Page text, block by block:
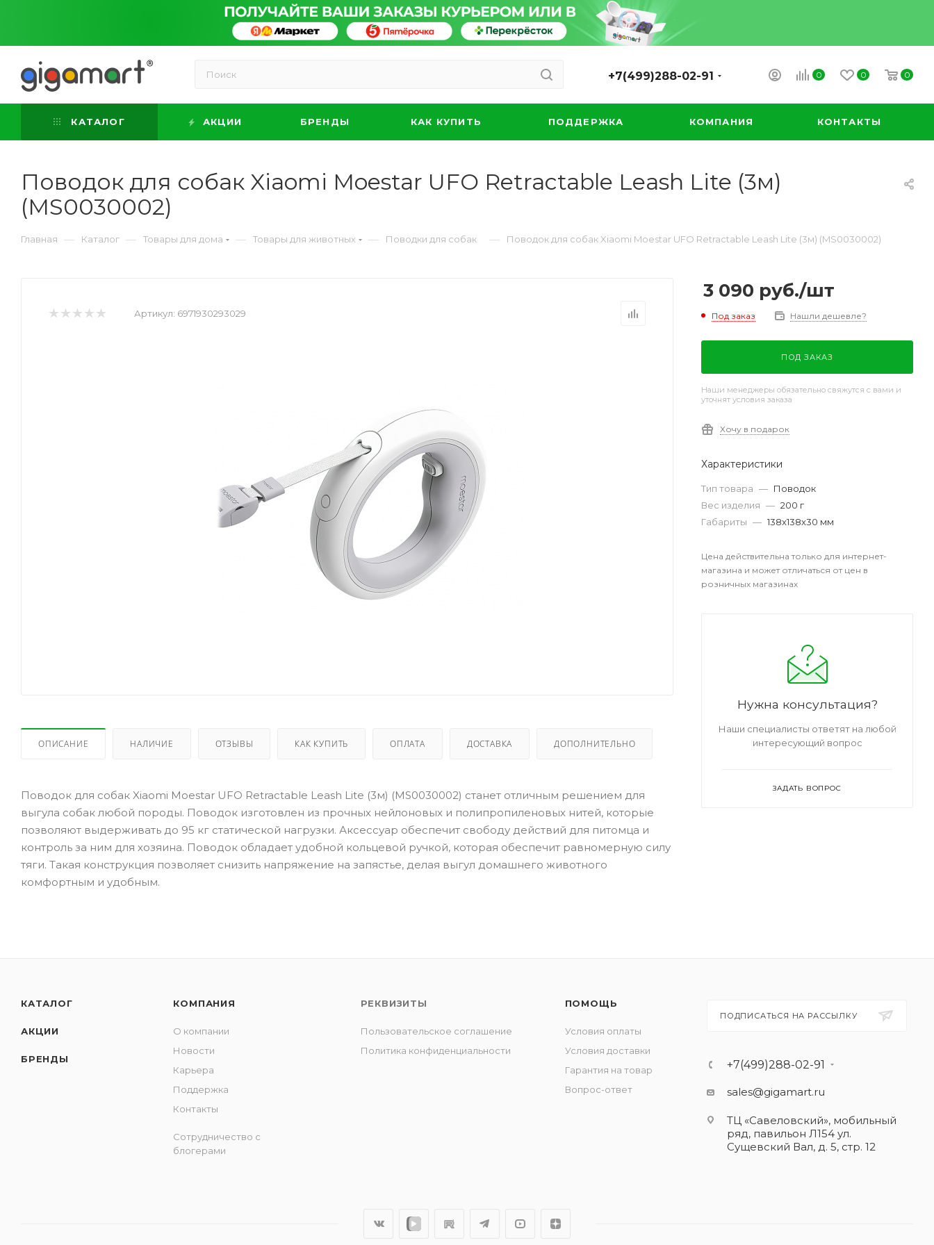
0 0 0
+7(499)288-02-91
КАТАЛОГ АКЦИИ БРЕНДЫ КАК КУПИТЬ ПОДДЕРЖКА КОМПАНИЯ КОНТАКТЫ
Поводок для собак Xiaomi Moestar UFO Retractable Leash Lite (3м)
(MS0030002)
Главная — Каталог — Товары для дома — Товары для животных — Поводки для собак — Поводок для собак Xiaomi Moestar UFO Retractable Leash Lite (3м) (MS0030002)
Артикул: 6971930293029
ОПИСАНИЕ НАЛИЧИЕ ОТЗЫВЫ КАК КУПИТЬ ОПЛАТА ДОСТАВКА ДОПОЛНИТЕЛЬНО
Поводок для собак Xiaomi Moestar UFO Retractable Leash Lite (3м) (MS0030002) станет отличным решением для
выгула собак любой породы. Поводок изготовлен из прочных нейлоновых и полипропиленовых нитей, которые
позволяют выдерживать до 95 кг статической нагрузки. Аксессуар обеспечит свободу действий для питомца и
контроль за ним для хозяина. Поводок обладает удобной кольцевой ручкой, которая обеспечит равномерную силу
тяги. Такая конструкция позволяет снизить напряжение на запястье, делая выгул домашнего животного
комфортным и удобным.
3 090 руб./шт
Под заказ Нашли дешевле?
ПОД ЗАКАЗ
Наши менеджеры обязательно свяжутся с вами и
уточнят условия заказа
Хочу в подарок
Характеристики
Тип товара — Поводок
Вес изделия — 200 г
Габариты — 138x138x30 мм
Цена действительна только для интернет-
магазина и может отличаться от цен в
розничных магазинах
Нужна консультация?
Наши специалисты ответят на любой
интересующий вопрос
ЗАДАТЬ ВОПРОС
КАТАЛОГ
АКЦИИ
БРЕНДЫ
КОМПАНИЯ
О компании
Новости
Карьера
Поддержка
Контакты
Сотрудничество с
блогерами
РЕКВИЗИТЫ
Пользовательское соглашение
Политика конфиденциальности
ПОМОЩЬ
Условия оплаты
Условия доставки
Гарантия на товар
Вопрос-ответ
ПОДПИСАТЬСЯ НА РАССЫЛКУ
+7(499)288-02-91
sales@gigamart.ru
ТЦ «Савеловский», мобильный
ряд, павильон Л154 ул.
Сущевский Вал, д. 5, стр. 12